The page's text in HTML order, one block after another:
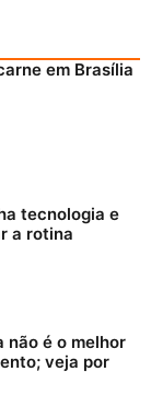
em Brasília
tecnologia e
a rotina
não é o melhor
veja por